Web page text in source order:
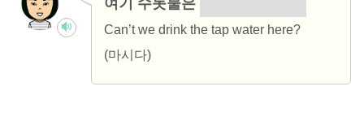
Can’t we drink the tap water here?
(마시다)